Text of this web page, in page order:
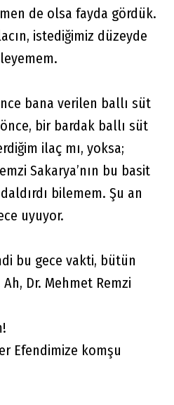
de olsa fayda gördük.
istediğimiz düzeyde
bana verilen ballı süt
bir bardak ballı süt
ilaç mı, yoksa;
Sakarya’nın bu basit
bilemem. Şu an
uyuyor.
bu gece vakti, bütün
Dr. Mehmet Remzi
Efendimize komşu